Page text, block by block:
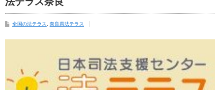
全国の法テラス 奈良県法テラス